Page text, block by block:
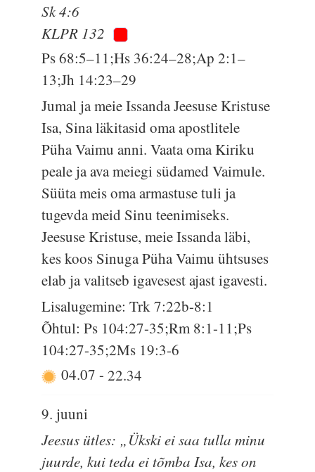
Sk 4:6
KLPR 132
Ps 68:5–11;Hs 36:24–28;Ap 2:1–
13;Jh 14:23–29
Jumal ja meie Issanda Jeesuse Kristuse
Isa, Sina läkitasid oma apostlitele
Püha Vaimu anni. Vaata oma Kiriku
peale ja ava meiegi südamed Vaimule.
Süüta meis oma armastuse tuli ja
tugevda meid Sinu teenimiseks.
Jeesuse Kristuse, meie Issanda läbi,
kes koos Sinuga Püha Vaimu ühtsuses
elab ja valitseb igavesest ajast igavesti.
Lisalugemine: Trk 7:22b-8:1
Õhtul: Ps 104:27-35;Rm 8:1-11;Ps
104:27-35;2Ms 19:3-6
04.07 - 22.34
9. juuni
Jeesus ütles: „Ükski ei saa tulla minu
juurde, kui teda ei tõmba Isa, kes on